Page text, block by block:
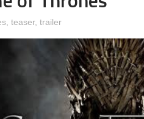
, teaser, trailer